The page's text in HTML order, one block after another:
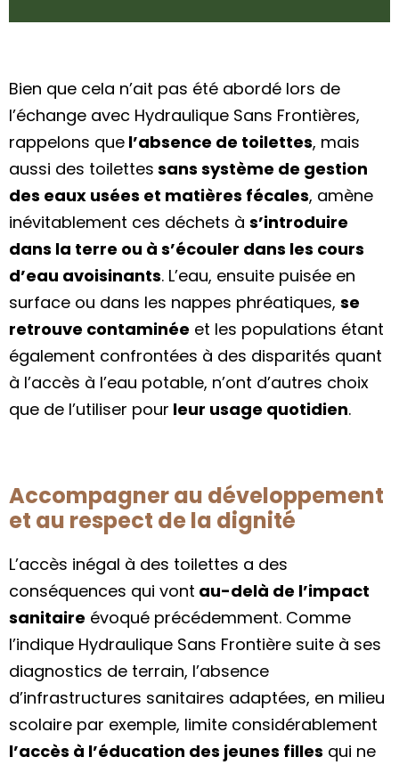
Bien que cela n’ait pas été abordé lors de
l’échange avec Hydraulique Sans Frontières,
rappelons que l’absence de toilettes, mais
aussi des toilettes sans système de gestion
des eaux usées et matières fécales, amène
inévitablement ces déchets à s’introduire
dans la terre ou à s’écouler dans les cours
d’eau avoisinants. L’eau, ensuite puisée en
surface ou dans les nappes phréatiques, se
retrouve contaminée et les populations étant
également confrontées à des disparités quant
à l’accès à l’eau potable, n’ont d’autres choix
que de l’utiliser pour leur usage quotidien.
Accompagner au développement
et au respect de la dignité
L’accès inégal à des toilettes a des
conséquences qui vont au-delà de l’impact
sanitaire évoqué précédemment. Comme
l’indique Hydraulique Sans Frontière suite à ses
diagnostics de terrain, l’absence
d’infrastructures sanitaires adaptées, en milieu
scolaire par exemple, limite considérablement
l’accès à l’éducation des jeunes filles qui ne